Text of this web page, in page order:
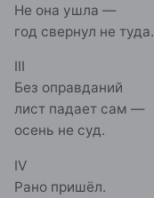
Не она ушла —
год свернул не туда.
III
Без оправданий
лист падает сам —
осень не суд.
IV
Рано пришёл.